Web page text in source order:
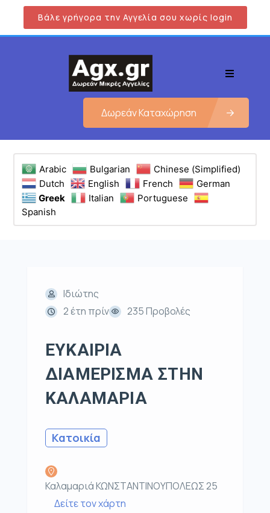
Βάλε γρήγορα την Αγγελία σου χωρίς login
Δωρεάν Καταχώρηση
Arabic Bulgarian
Chinese (Simplified)
Dutch
English French
German
Greek
Italian
Portuguese
Spanish
Ιδιώτης
2 έτη πρίν
235 Προβολές
ΕΥΚΑΙΡΙΑ
ΔΙΑΜΕΡΙΣΜΑ ΣΤΗΝ
ΚΑΛΑΜΑΡΙΑ
Κατοικία
Καλαμαριά ΚΩΝΣΤΑΝΤΙΝΟΥΠΟΛΕΩΣ 25
Δείτε τον χάρτη